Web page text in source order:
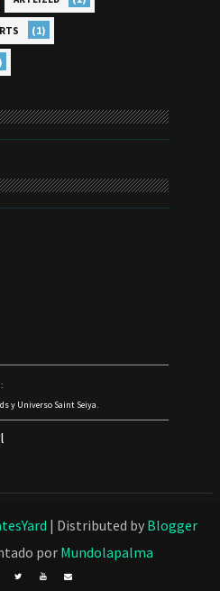
(1)
y Universo Saint Seiya.
| Distributed by Blogger
por Mundolapalma